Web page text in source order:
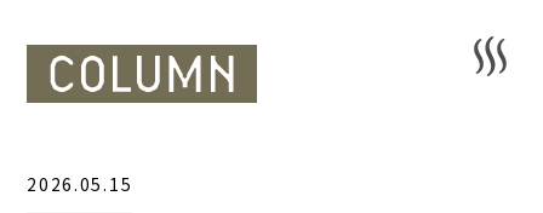
2026.05.15